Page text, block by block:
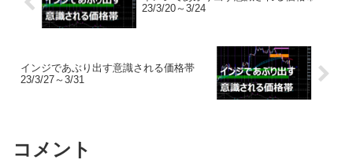
23/3/20～3/24
インジであぶり出す意識される価格帯
23/3/27～3/31
コメント